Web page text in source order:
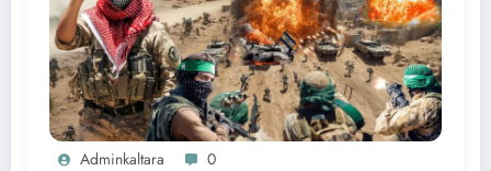
Adminkaltara 0